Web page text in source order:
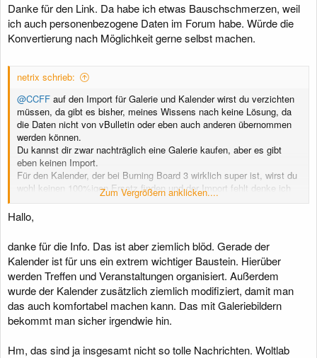
Danke für den Link. Da habe ich etwas Bauschschmerzen, weil
ich auch personenbezogene Daten im Forum habe. Würde die
Konvertierung nach Möglichkeit gerne selbst machen.
netrix schrieb:
@CCFF auf den Import für Galerie und Kalender wirst du verzichten
müssen, da gibt es bisher, meines Wissens nach keine Lösung, da
die Daten nicht von vBulletin oder eben auch anderen übernommen
werden können.
Du kannst dir zwar nachträglich eine Galerie kaufen, aber es gibt
eben keinen Import.
Für den Kalender, der bei Burning Board 3 wirklich super ist, wirst du
wohl keinen 100%igen Ersatz finden und der Import fehlt denke ich
Zum Vergrößern anklicken....
Hallo,
danke für die Info. Das ist aber ziemlich blöd. Gerade der
Kalender ist für uns ein extrem wichtiger Baustein. Hierüber
werden Treffen und Veranstaltungen organisiert. Außerdem
wurde der Kalender zusätzlich ziemlich modifiziert, damit man
das auch komfortabel machen kann. Das mit Galeriebildern
bekommt man sicher irgendwie hin.
Hm, das sind ja insgesamt nicht so tolle Nachrichten. Woltlab